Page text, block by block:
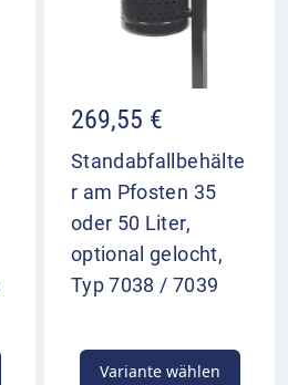
269,55 €
Standabfallbehälte
r am Pfosten 35
oder 50 Liter,
optional gelocht,
Typ 7038 / 7039
Variante wählen